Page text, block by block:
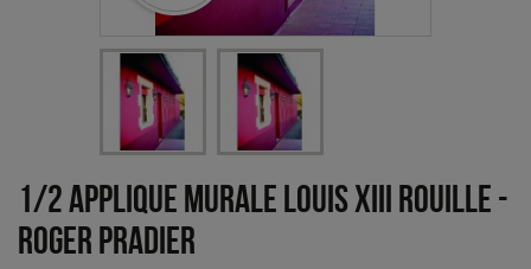
1/2 Applique murale Louis XIII Rouille -
Roger Pradier